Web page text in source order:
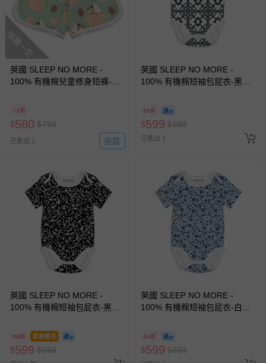
部分商品依據消費者保護法的規定，不適用七天鑑賞期/猶
豫期範圍：
易於腐敗、保存期限較短或解約時即將逾期（例如生鮮
客製化商品（例如客製生日書、姓名貼等）。
經消費者拆封之影音商品或電腦軟體（例如 DVD、CD
上服務，經消費者事先同意始提供（例如線上課程、遊
戲或活動點數等）。
已拆封之以下類型商品：
-個人衛生用品（例如尿布、貼身衣物、泳裝、襪子、地
墊、寢具類等）。
-新生兒親膚衣物（嬰幼兒包巾與背巾、包屁衣、學習
褲、紗布衣等）。
-接觸性孕哺產品（奶嘴、奶瓶、擠乳器、哺乳衣、托腹
-其他原廠盒裝商品封口處已貼上「不可拆封」，或具警
示字句等說明貼紙、封條者。
相關的退換貨辦理流程，可詳見：
搶購一空
英國 SLEEP NO MORE -
100% 有機棉兒童修身短褲-貝
73折
$580 $799
已售出 1 追蹤
英國 SLEEP NO MORE -
100% 有機棉短袖包屁衣-黑白
86折
$599 $699
已售出 1
英國 SLEEP NO MORE -
100% 有機棉短袖包屁衣-黑白
86折 即將售完
$599 $699
英國 SLEEP NO MORE -
100% 有機棉短袖包屁衣-白底
86折
$599 $699